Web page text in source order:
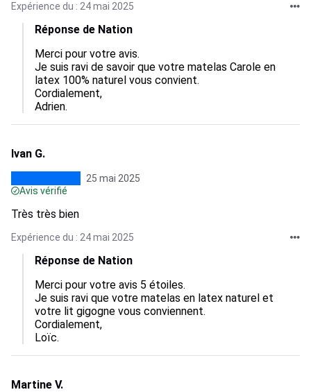
Expérience du : 24 mai 2025
Réponse de Nation
Merci pour votre avis.
Je suis ravi de savoir que votre matelas Carole en
latex 100% naturel vous convient.
Cordialement,
Adrien.
Ivan G.
25 mai 2025
Avis vérifié
Très très bien
Expérience du : 24 mai 2025
Réponse de Nation
Merci pour votre avis 5 étoiles.
Je suis ravi que votre matelas en latex naturel et
votre lit gigogne vous conviennent.
Cordialement,
Loïc.
Martine V.